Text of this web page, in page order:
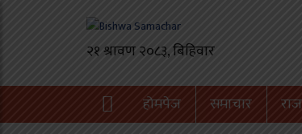
होमपेज समाचार